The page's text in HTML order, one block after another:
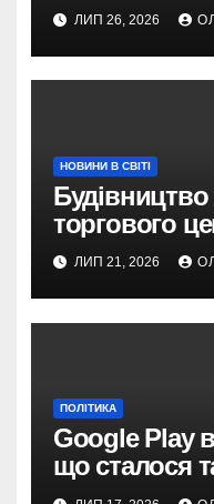
отримати
туристів
ЛИП 26, 2026
НОВИНИ В СВІТІ
Будівництво
торгового
ЛИП 21, 2026
ПОЛІТИКА
Google Play
що сталося
застосунки